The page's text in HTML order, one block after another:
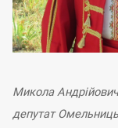
Микола
депутат